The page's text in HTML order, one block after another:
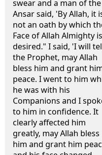
swear and a man of the
Ansar said, 'By Allah, it
not an oath by which
Face of Allah Almighty is
desired." I said, 'I will
the Prophet, may Allah
bless him and grant
peace. I went to him
he was with his
Companions and I
to him in confidence. It
clearly affected him
greatly, may Allah bless
him and grant him